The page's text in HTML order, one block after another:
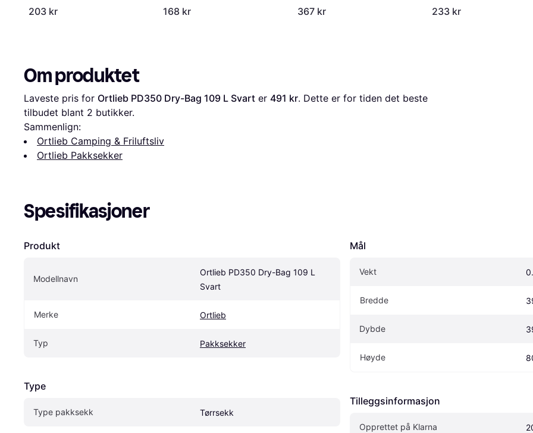
203 kr
168 kr
367 kr 233 kr
Om produktet
Laveste pris for Ortlieb PD350 Dry-Bag 109 L Svart er 491 kr. Dette er for tiden det beste
tilbudet blant 2 butikker.
Sammenlign:
Ortlieb Camping & Friluftsliv
Ortlieb Pakksekker
Spesifikasjoner
Produkt
Modellnavn
Ortlieb PD350 Dry-Bag 109 L
Svart
Merke Ortlieb
Typ Pakksekker
Type
Type pakksekk Tørrsekk
Mål
Vekt
Bredde
Dybde
Høyde
Tilleggsinformasjon
Opprettet på Klarna